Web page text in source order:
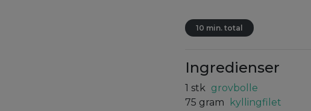
10 min. total
Ingredienser
1 stk grovbolle
75 gram
kyllingfilet